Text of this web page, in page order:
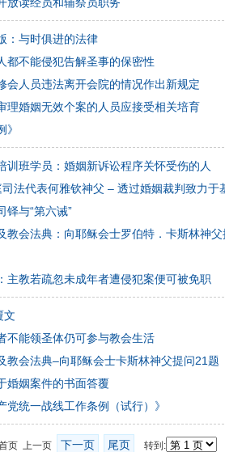
：与时俱进的法律
都不能侵犯告解圣事的保密性
会人员违法离开会院的情况作出新规定
理婚姻无效个案的人员应接受相关培育
训班学员：婚姻新诉讼程序关怀受伤的人
法代表何雅钦神父 – 透过婚姻裁判致力于
铎与“第六诫”
教会法典：向耶稣会士罗伯特．卡斯林神
主教若疏忽未成年者遭侵犯案便可被免职
文
不能领圣体仍可参与教会生活
教会法典–向耶稣会士卡斯林神父提问21题
婚姻案件的书面答覆
统一战线工作条例（试行）》
页 上一页 下一页 尾页 转到: